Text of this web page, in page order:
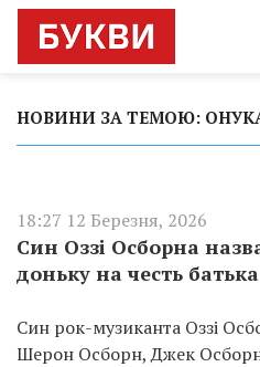
НОВИНИ ЗА ТЕМОЮ:
18:27 12 Березня, 2026
Син Оззі Осборна
доньку на честь батька
Син рок-музиканта Оззі
Шерон Осборн, Джек